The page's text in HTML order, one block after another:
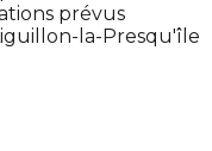
prévus
la-Presqu'île